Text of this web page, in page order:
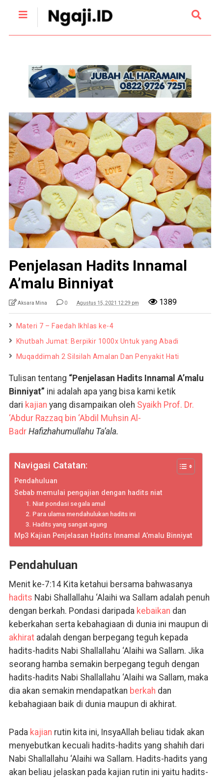
Penjelasan Hadits Innamal
A’malu Binniyat
Aksara Mina 0 Agustus 15, 2021 12:29 pm 1389
Materi 7 – Faedah Ikhlas ke-4
Khutbah Jumat: Berpikir 1000x Untuk yang Abadi
Muqaddimah 2 Silsilah Amalan Dan Penyakit Hati
Tulisan tentang “Penjelasan Hadits Innamal A’malu
Binniyat” ini adalah apa yang bisa kami ketik
dari kajian yang disampaikan oleh Syaikh Prof. Dr.
‘Abdur Razzaq bin ‘Abdil Muhsin Al-
Badr Hafizhahumullahu Ta’ala.
Navigasi Catatan:
Pendahuluan
Sebab memulai pengajian dengan hadits niat
1. Niat pondasi segala amal
2. Para ulama mendahulukan hadits ini
3. Hadits yang sangat agung
Mp3 Kajian Penjelasan Hadits Innamal A’malu Binniyat
Pendahuluan
Menit ke-7:14 Kita ketahui bersama bahwasanya
hadits Nabi Shallallahu ‘Alaihi wa Sallam adalah penuh
dengan berkah. Pondasi daripada kebaikan dan
keberkahan serta kebahagiaan di dunia ini maupun di
akhiratadalah dengan berpegang teguh kepada
hadits-hadits Nabi Shallallahu ‘Alaihi wa Sallam. Jika
seorang hamba semakin berpegang teguh dengan
hadits-hadits Nabi Shallallahu ‘Alaihi wa Sallam, maka
dia akan semakin mendapatkan berkah dan
kebahagiaan baik di dunia maupun di akhirat.
Pada kajian rutin kita ini, InsyaAllah beliau tidak akan
menyebutkan kecuali hadits-hadits yang shahih dari
Nabi Shallallahu ‘Alaihi wa Sallam. Hadits-hadits yang
akan beliau jelaskan pada kajian rutin ini yaitu hadits-